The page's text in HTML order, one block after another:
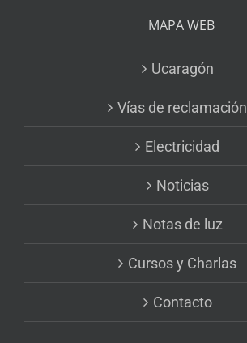
MAPA WEB
Ucaragón
Vías de reclamación
Electricidad
Noticias
Notas de luz
Cursos y Charlas
Contacto